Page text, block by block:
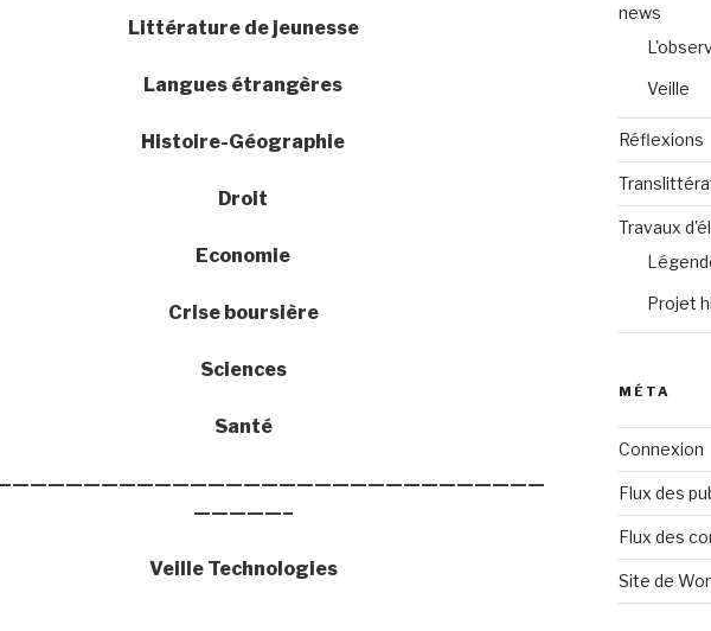
Littérature de jeunesse
Langues étrangères
Histoire-Géographie
Droit
Economie
Crise boursière
Sciences
Santé
—————–
Veille Technologies
news
Veille
Réflexions
Travaux
Projet
MÉTA
Connexion
Flux des
Flux des
Site de